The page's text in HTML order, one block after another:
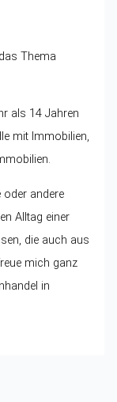
Thema
als 14 Jahren
mit Immobilien,
oder andere
Alltag einer
die auch aus
mich ganz
in